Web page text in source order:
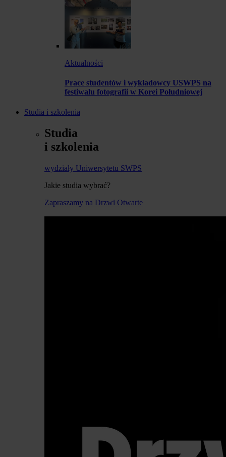
Aktualności
Prace studentów i wykładowcy USWPS na
festiwalu fotografii w Korei Południowej
Studia i szkolenia
Studia
i szkolenia
wydziały Uniwersytetu SWPS
Jakie studia wybrać?
Zapraszamy na Drzwi Otwarte